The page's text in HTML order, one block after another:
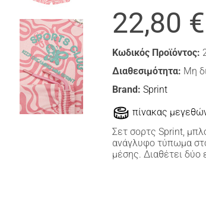
22,80 €
Κωδικός Προϊόντος:
Διαθεσιμότητα: Μη
Brand: Sprint
πίνακας
Σετ σορτς Sprint,
ανάγλυφο τύπωμα
μέσης. Διαθέτει δύο